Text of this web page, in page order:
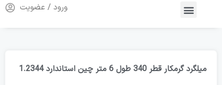
ورود / عضویت
میلگرد گرمکار قطر 340 طول 6 متر چین استاندارد 1.2344